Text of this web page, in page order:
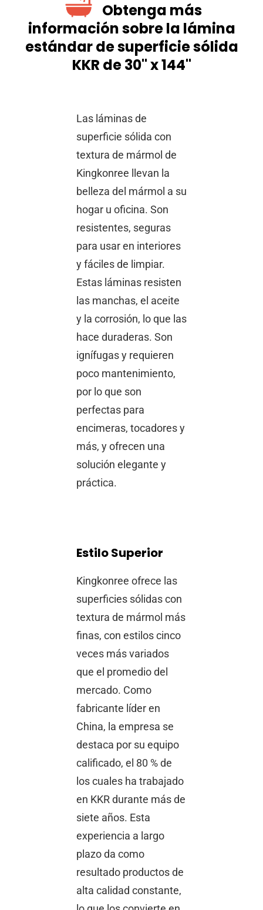
Obtenga más
información sobre la lámina
estándar de superficie sólida
KKR de 30" x 144"
Las láminas de
superficie sólida con
textura de mármol de
Kingkonree llevan la
belleza del mármol a su
hogar u oficina. Son
resistentes, seguras
para usar en interiores
y fáciles de limpiar.
Estas láminas resisten
las manchas, el aceite
y la corrosión, lo que las
hace duraderas. Son
ignífugas y requieren
poco mantenimiento,
por lo que son
perfectas para
encimeras, tocadores y
más, y ofrecen una
solución elegante y
práctica.
Estilo Superior
Kingkonree ofrece las
superficies sólidas con
textura de mármol más
finas, con estilos cinco
veces más variados
que el promedio del
mercado. Como
fabricante líder en
China, la empresa se
destaca por su equipo
calificado, el 80 % de
los cuales ha trabajado
en KKR durante más de
siete años. Esta
experiencia a largo
plazo da como
resultado productos de
alta calidad constante,